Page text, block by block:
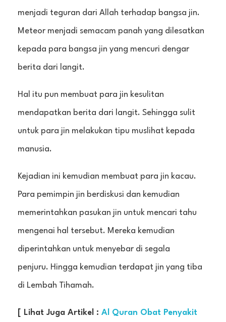
menjadi teguran dari Allah terhadap bangsa jin.
Meteor menjadi semacam panah yang dilesatkan
kepada para bangsa jin yang mencuri dengar
berita dari langit.
Hal itu pun membuat para jin kesulitan
mendapatkan berita dari langit. Sehingga sulit
untuk para jin melakukan tipu muslihat kepada
manusia.
Kejadian ini kemudian membuat para jin kacau.
Para pemimpin jin berdiskusi dan kemudian
memerintahkan pasukan jin untuk mencari tahu
mengenai hal tersebut. Mereka kemudian
diperintahkan untuk menyebar di segala
penjuru. Hingga kemudian terdapat jin yang tiba
di Lembah Tihamah.
[ Lihat Juga Artikel : Al Quran Obat Penyakit